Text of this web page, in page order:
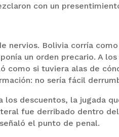
con un
nervios. Bolivia corría
un orden precario. A
como si tuviera alas de
no sería fácil
los descuentos, la jugada
fue derribado dentro
el punto de penal.